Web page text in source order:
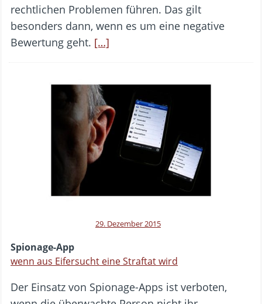
rechtlichen Problemen führen. Das gilt
besonders dann, wenn es um eine negative
Bewertung geht. […]
29. Dezember 2015
Spionage-App
wenn aus Eifersucht eine Straftat wird
Der Einsatz von Spionage-Apps ist verboten,